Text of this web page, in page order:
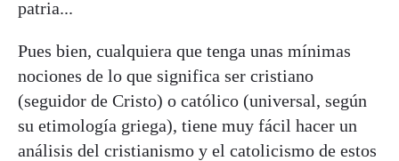
patria...
Pues bien, cualquiera que tenga unas mínimas
nociones de lo que significa ser cristiano
(seguidor de Cristo) o católico (universal, según
su etimología griega), tiene muy fácil hacer un
análisis del cristianismo y el catolicismo de estos